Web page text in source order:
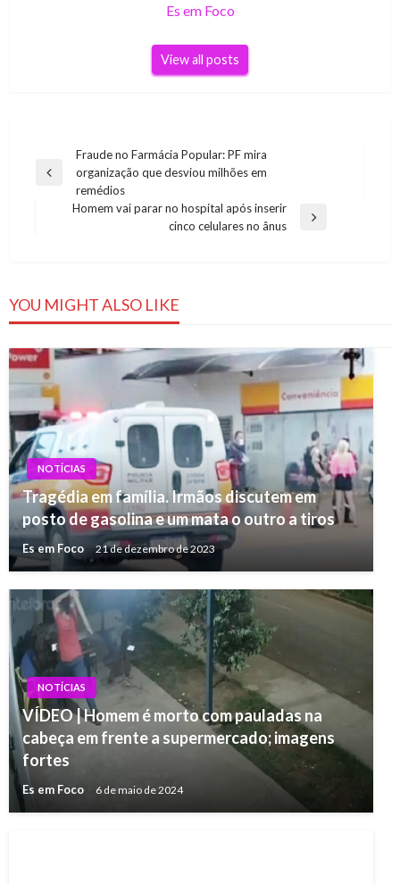
Es em Foco
View all posts
Navegação
de
Previous
Fraude no Farmácia Popular: PF mira
organização que desviou milhões em
remédios
Homem vai parar no hospital após inserir
cinco celulares no ânus
YOU MIGHT ALSO LIKE
NOTÍCIAS
Tragédia em família. Irmãos discutem em
posto de gasolina e um mata o outro a tiros
Es em Foco 21 de dezembro de 2023
NOTÍCIAS
VÍDEO | Homem é morto com pauladas na
cabeça em frente a supermercado; imagens
fortes
Es em Foco 6 de maio de 2024